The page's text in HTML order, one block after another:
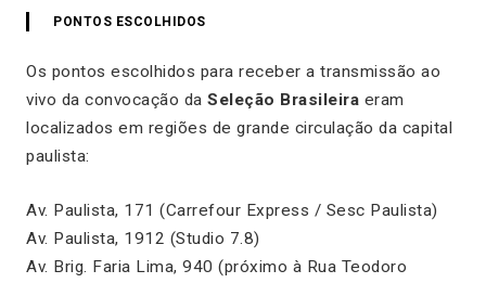
PONTOS ESCOLHIDOS
Os pontos escolhidos para receber a transmissão ao
vivo da convocação da Seleção Brasileira eram
localizados em regiões de grande circulação da capital
paulista:
Av. Paulista, 171 (Carrefour Express / Sesc Paulista)
Av. Paulista, 1912 (Studio 7.8)
Av. Brig. Faria Lima, 940 (próximo à Rua Teodoro